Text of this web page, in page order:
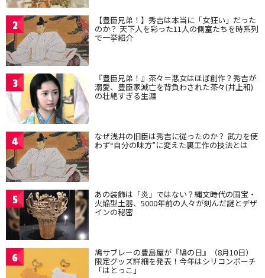
2 【豊臣兄弟！】秀吉は本当に「女狂い」だった
のか？ 天下人を彩った11人の側室たちを時系列
で一挙紹介
3 『豊臣兄弟！』茶々＝悪女はほぼ創作？秀吉が
溺愛、豊臣家滅亡を背負わされた茶々(井上和)
の壮絶すぎる生涯
4 なぜ浅井の旧臣は秀吉に従ったのか？ 武力を使
わず“自分の味方”に変えた裏工作の技法とは
5 あの装飾は「炎」ではない？縄文時代の国宝・
火焔型土器、5000年前の人々が刻んだ謎とデザ
インの秘密
6 鳩サブレーの豊島屋が『鳩の日』（8月10日）
限定グッズ詳細を発表！今年はシリコンポーチ
「はとっこ」